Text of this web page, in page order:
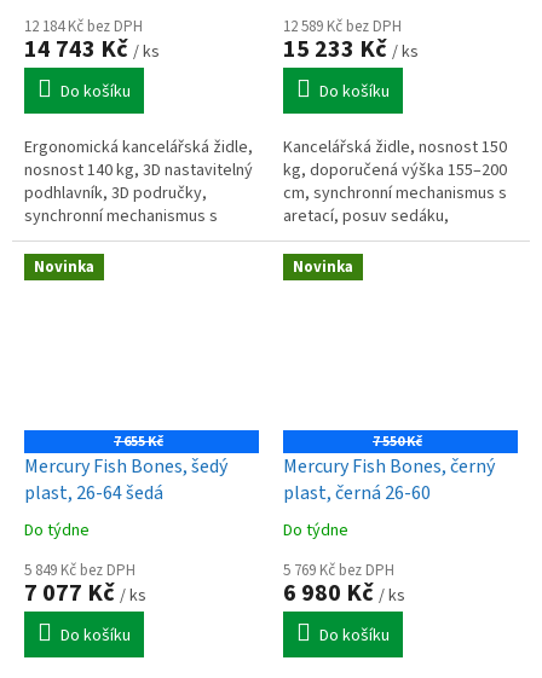
12 184 Kč bez DPH
14 743 Kč / ks
Do košíku
Ergonomická kancelářská židle,
nosnost 140 kg, 3D nastavitelný
podhlavník, 3D područky,
synchronní mechanismus s
aretací ve 4 polohách, posuv a
náklon sedáku, nastavitelná...
12 589 Kč bez DPH
15 233 Kč / ks
Do košíku
Kancelářská židle, nosnost 150
kg, doporučená výška 155–200
cm, synchronní mechanismus s
aretací, posuv sedáku,
nastavitelný podhlavník,
bederní opora s přífukem, 3D
područky
Novinka
7 655 Kč
Mercury Fish Bones, šedý
plast, 26-64 šedá
Do týdne
5 849 Kč bez DPH
7 077 Kč / ks
Do košíku
Novinka
7 550 Kč
Mercury Fish Bones, černý
plast, černá 26-60
Do týdne
5 769 Kč bez DPH
6 980 Kč / ks
Do košíku